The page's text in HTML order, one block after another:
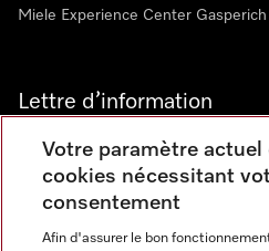
Miele Experience Center Gasperich
Lettre d’information
Votre paramètre actuel
cookies nécessitant
consentement
Afin d'assurer le bon